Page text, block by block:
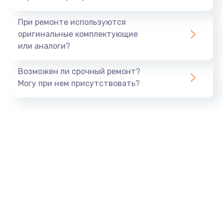
При ремонте используются
оригинальные комплектующие
или аналоги?
Возможен ли срочный ремонт?
Могу при нем присутствовать?